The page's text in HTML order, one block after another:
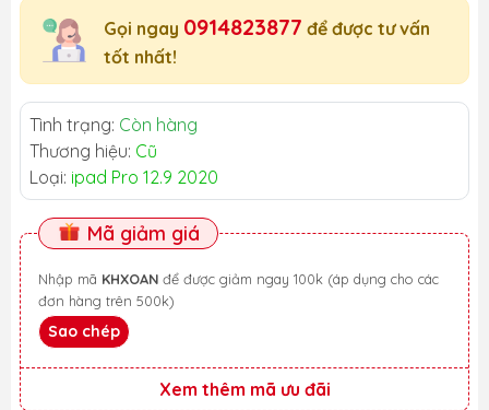
Gọi ngay 0914823877 để được tư vấn
tốt nhất!
Tình trạng: Còn hàng
Thương hiệu: Cũ
Loại: ipad Pro 12.9 2020
Mã giảm giá
Nhập mã KHXOAN
đơn hàng trên 500k)
Sao chép
Xem thêm mã ưu đãi